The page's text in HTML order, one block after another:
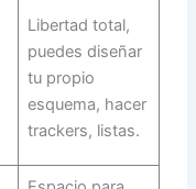
Libertad total,
puedes diseñar
tu propio
esquema, hacer
trackers, listas.